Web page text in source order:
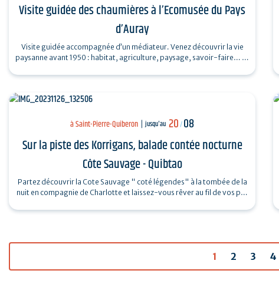
Visite guidée des chaumières à l’Ecomusée du Pays
d’Auray
Visite guidée accompagnée d’un médiateur. Venez découvrir la vie
paysanne avant 1950 : habitat, agriculture, paysage, savoir-faire… et
à Saint-Pierre-Quiberon jusqu'au 20/08
Sur la piste des Korrigans, balade contée nocturne
Côte Sauvage - Quibtao
Partez découvrir la Cote Sauvage " coté légendes" à la tombée de la
nuit en compagnie de Charlotte et laissez-vous rêver au fil de vos pas
1 2 3 4